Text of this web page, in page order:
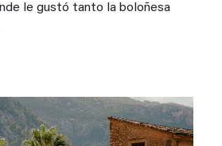
le gustó tanto la boloñesa